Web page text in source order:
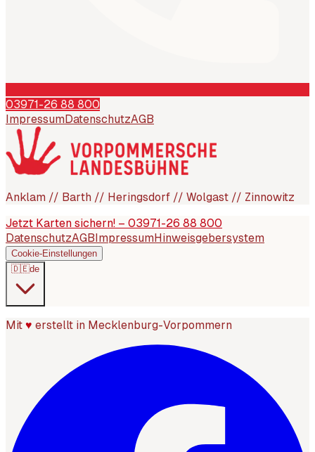
03971-26 88 800
Impressum DatenschutzAGB
Anklam // Barth // Heringsdorf // Wolgast // Zinnowitz
Jetzt Karten sichern! – 03971-26 88 800
DatenschutzAGB ImpressumHinweisgebersystem
Cookie-Einstellungen
🇩🇪de
Mit ♥ erstellt in Mecklenburg-Vorpommern